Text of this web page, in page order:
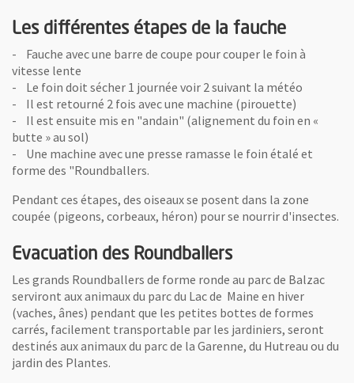
Les différentes étapes de la fauche
- Fauche avec une barre de coupe pour couper le foin à
vitesse lente
- Le foin doit sécher 1 journée voir 2 suivant la météo
- Il est retourné 2 fois avec une machine (pirouette)
- Il est ensuite mis en "andain" (alignement du foin en «
butte » au sol)
- Une machine avec une presse ramasse le foin étalé et
forme des "Roundballers.
Pendant ces étapes, des oiseaux se posent dans la zone
coupée (pigeons, corbeaux, héron) pour se nourrir d'insectes.
Evacuation des Roundballers
Les grands Roundballers de forme ronde au parc de Balzac
serviront aux animaux du parc du Lac de Maine en hiver
(vaches, ânes) pendant que les petites bottes de formes
carrés, facilement transportable par les jardiniers, seront
destinés aux animaux du parc de la Garenne, du Hutreau ou du
jardin des Plantes.